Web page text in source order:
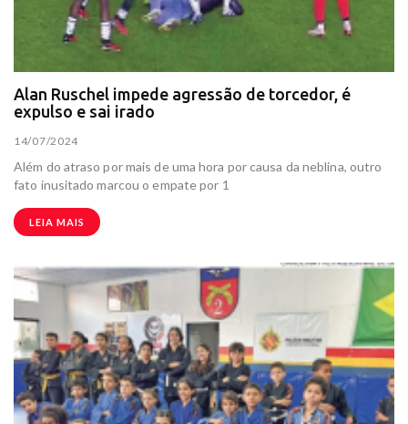
Alan Ruschel impede agressão de torcedor, é
expulso e sai irado
14/07/2024
Além do atraso por mais de uma hora por causa da neblina, outro
fato inusitado marcou o empate por 1
LEIA MAIS